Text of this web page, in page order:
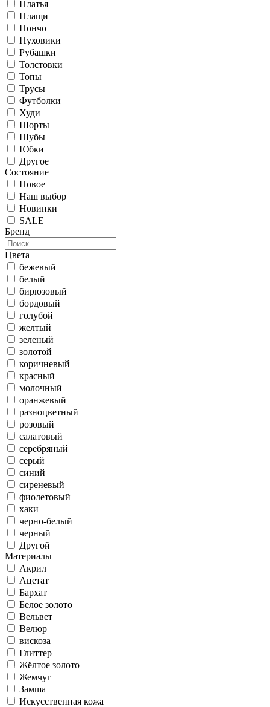
Платья
Плащи
Пончо
Пуховики
Рубашки
Толстовки
Топы
Трусы
Футболки
Худи
Шорты
Шубы
Юбки
Другое
Состояние
Новое
Наш выбор
Новинки
SALE
Бренд
Цвета
бежевый
белый
бирюзовый
бордовый
голубой
желтый
зеленый
золотой
коричневый
красный
молочный
оранжевый
разноцветный
розовый
салатовый
серебряный
серый
синий
сиреневый
фиолетовый
хаки
черно-белый
черный
Другой
Материалы
Акрил
Ацетат
Бархат
Белое золото
Вельвет
Велюр
вискоза
Глиттер
Жёлтое золото
Жемчуг
Замша
Искусственная кожа